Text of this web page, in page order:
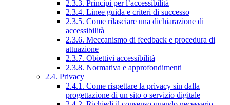
2.3.3. Principi per l’accessibilità
2.3.4. Linee guida e criteri di successo
2.3.5. Come rilasciare una dichiarazione di
accessibilità
2.3.6. Meccanismo di feedback e procedura di
attuazione
2.3.7. Obiettivi accessibilità
2.3.8. Normativa e approfondimenti
2.4. Privacy
2.4.1. Come rispettare la privacy sin dalla
progettazione di un sito o servizio digitale